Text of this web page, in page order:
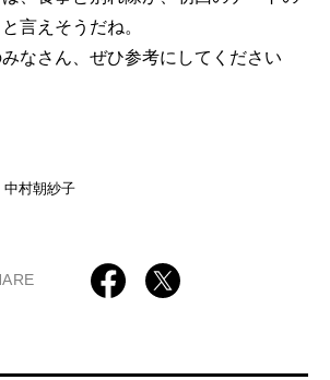
言えそうだね。
なさん、ぜひ参考にしてください
村朝紗子